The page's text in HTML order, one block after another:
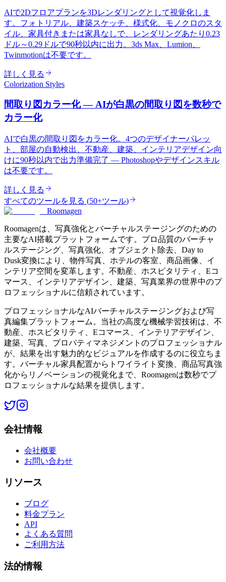
AIで2Dフロアプランを3Dレンダリングとして視覚化しま
す。フォトリアル、建築スケッチ、様式化、モノクロのスタ
イル、家具付きまたは家具なしで、レンダリングあたり0.23
ドル～0.29ドルで90秒以内に出力。3ds Max、Lumion、
Twinmotionは不要です。
詳しく見る
Colorization Styles
間取り図カラー化 — AIが白黒の間取り図を数秒で
カラー化
AIで白黒の間取り図をカラー化。4つのデザイナーパレッ
ト、部屋の自動検出、不動産、建築、インテリアデザイン向
けに90秒以内で出力準備完了 — Photoshopやデザインスキル
は不要です。
詳しく見る
すべてのツールを見る (50+ツール)
Roomagen
Roomagenは、写真強化とバーチャルステージングのための
主要なAI搭載プラットフォームです。プロ品質のバーチャ
ルステージング、写真強化、オブジェクト除去、Day to
Dusk変換により、物件写真、ホテルの客室、商品画像、イ
ンテリア空間を変革します。不動産、ホスピタリティ、Eコ
マース、インテリアデザイン、建築、写真業界の世界中のプ
ロフェッショナルに信頼されています。
プロフェッショナルなAIバーチャルステージングおよび写
真編集プラットフォーム。当社の高度な機械学習技術は、不
動産、ホスピタリティ、Eコマース、インテリアデザイン、
建築、写真、プロパティマネジメントのプロフェッショナル
が、結果を出す魅力的なビジュアルを作成するのに役立ちま
す。バーチャル家具配置からトワイライト変換、商品写真強
化からリノベーションの視覚化まで、Roomagenは数秒でプ
ロフェッショナルな結果を提供します。
会社情報
会社概要
お問い合わせ
リソース
ブログ
料金プラン
API
よくある質問
ご利用方法
法的情報